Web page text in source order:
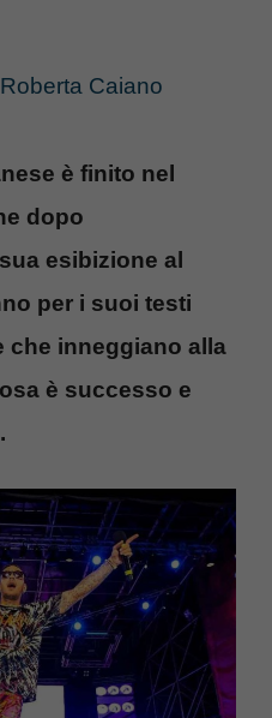
Roberta Caiano
è finito nel
dopo
esibizione al
per i suoi testi
che inneggiano alla
è successo e